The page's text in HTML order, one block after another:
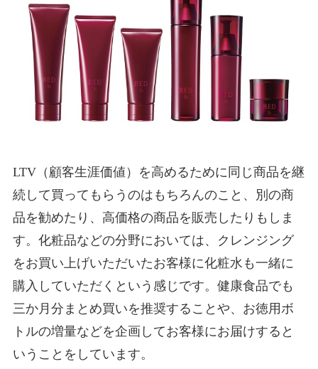
LTV（顧客生涯価値）を高めるために同じ商品を継
続して買ってもらうのはもちろんのこと、別の商
品を勧めたり、高価格の商品を販売したりもしま
す。化粧品などの分野においては、クレンジング
をお買い上げいただいたお客様に化粧水も一緒に
購入していただくという感じです。健康食品でも
三か月分まとめ買いを推奨することや、お徳用ボ
トルの増量などを企画してお客様にお届けすると
いうことをしています。